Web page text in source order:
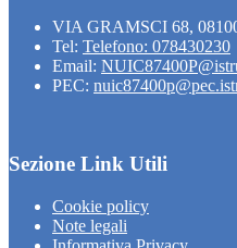
VIA GRAMSCI 68,
Tel: Telefono: 078430230
Email:
PEC:
Sezione Link Utili
Cookie policy
Note legali